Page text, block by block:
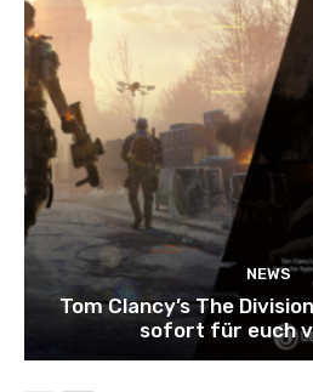
NEWS
Tom Clancy’s The
sofort für euch